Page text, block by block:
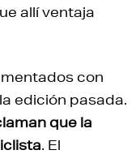
allí ventaja
con
edición pasada.
que la
. El